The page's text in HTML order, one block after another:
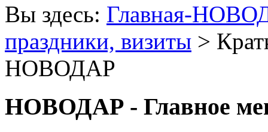
Вы здесь: Главная-
праздники, визиты >
НОВОДАР
НОВОДАР - Главное